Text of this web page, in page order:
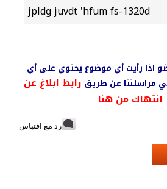
jpldg juvdt 'hfum fs-1320d
اذا رأيت أي موضوع يحتوي على أي
مراسلتنا عن طريق رابط ابلاغ عن
انتهاك من هنا
رد مع اقتباس